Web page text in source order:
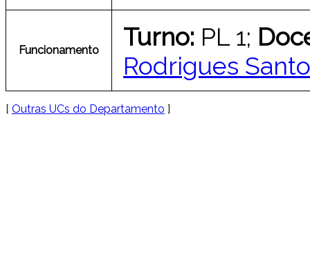
Funcionamento Turno: PL 1;
Rodrigues
[ Outras UCs do Departamento ]